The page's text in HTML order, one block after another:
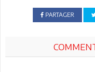
PARTAGER